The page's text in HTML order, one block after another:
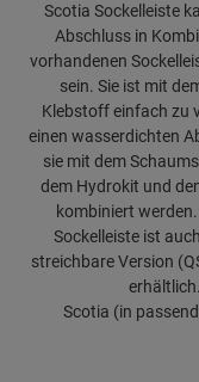
Scotia Sockelleiste
Abschluss in
vorhandenen
sein. Sie ist mit
Klebstoff einfach zu
einen wasserdichten
sie mit dem
dem Hydrokit und
kombiniert
Sockelleiste ist
streichbare Version
Scotia (in